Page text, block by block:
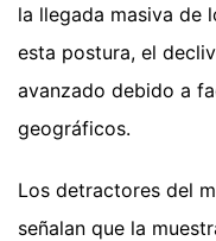
la llegada masiva de
esta postura, el
avanzado debido a
geográficos.
Los detractores del
señalan que la